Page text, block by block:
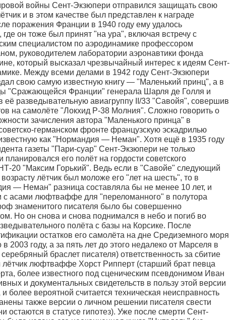
войны Сент-Экзюпери отправился защищать свою
и в этом качестве был представлен к награде
поражения Франции в 1940 году ему удалось
он тоже был принят "на ура", включая встречу с
специалистом по аэродинамике профессором
руководителем лаборатории аэронавтики фонда
который высказал чрезвычайный интерес к идеям Сент-
Между всеми делами в 1942 году Сент-Экзюпери
свою самую известную книгу — "Маленький принц", а в
"Сражающейся Франции" генерала Шарля де Голля и
её разведывательную авиагруппу II/33 "Савойя", совершив
на самолёте "Локхид Р-38 Молния". Сложно говорить о
зачисления автора "Маленького принца" в
германском фронте французскую эскадрилью
как "Нормандия — Неман". Хотя ещё в 1935 году
газеты "Пари-суар" Сент-Экзюпери не только
его полёт на гордости советского
20 "Максим Горький". Ведь если в "Савойе" следующий
лётчик был моложе его "лет на шесть", то в
— Неман" разница составляла бы не менее 10 лет, и
с асами люфтваффе для "переломанного" в полутора
знаменитого писателя было бы совершенно
Но он снова и снова поднимался в небо и погиб во
полёта с базы на Корсике. После
остатков его самолёта на дне Средиземного моря
в 2003 году, а за пять лет до этого недалеко от Марселя в
браслет писателя) ответственность за сбитие
люфтваффе Хорст Рипперт (старший брат певца
более известного под сценическим псевдонимом Иван
и документальных свидетельств в пользу этой версии
более вероятной считается техническая неисправность
также версии о личном решении писателя свести
остаются в статусе гипотез). Уже после смерти Сент-